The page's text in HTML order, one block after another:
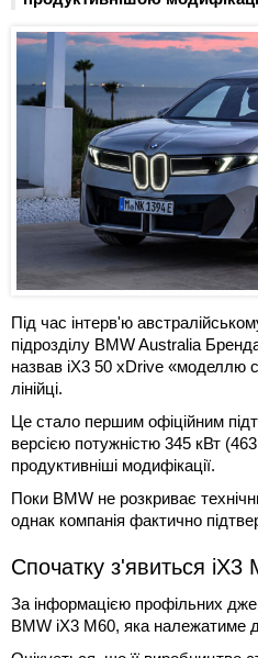
Під час інтерв'ю
підрозділу BMW Australia
назвав iX3 50 xDrive «моделлю
лінійці.
Це стало першим офіційним
версією потужністю 345 кВт
продуктивніші модифікації.
Поки BMW не розкриває
однак компанія фактично
Спочатку з'явиться iX3
За інформацією профільних
BMW iX3 M60, яка належатиме